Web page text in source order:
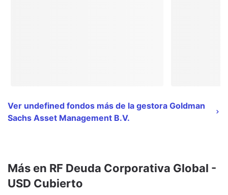
Ver undefined fondos más de la gestora Goldman
Sachs Asset Management B.V.
Más en RF Deuda Corporativa Global -
USD Cubierto